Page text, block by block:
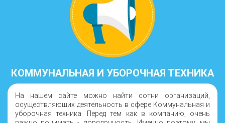
КОММУНАЛЬНАЯ И УБОРОЧНАЯ ТЕХНИКА
На нашем сайте можно найти сотни организаций,
осуществляющих деятельность в сфере Коммунальная и
уборочная техника. Перед тем как в компанию, очень